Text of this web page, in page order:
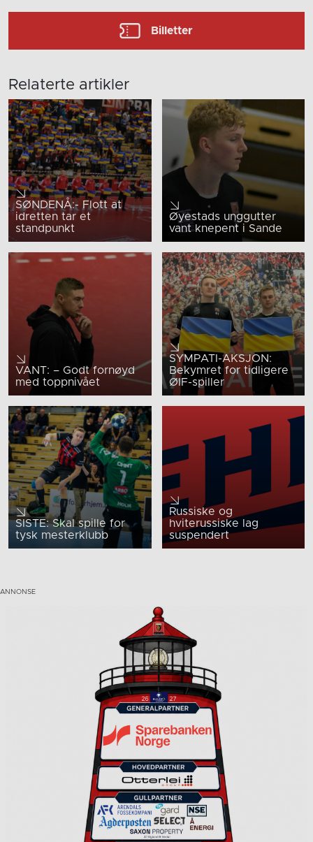
Billetter
Relaterte artikler
SØNDENÅ:- Flott at
idretten tar et
standpunkt
Øyestads unggutter
vant knepent i Sande
VANT: – Godt fornøyd
med toppnivået
SYMPATI-AKSJON:
Bekymret for tidligere
ØIF-spiller
SISTE: Skal spille for
tysk mesterklubb
Russiske og
hviterussiske lag
suspendert